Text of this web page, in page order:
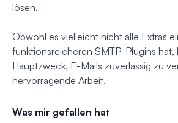
lösen.
Obwohl es vielleicht nicht alle Extras
funktionsreicheren SMTP-Plugins hat,
Hauptzweck, E-Mails zuverlässig zu
hervorragende Arbeit.
Was mir gefallen hat